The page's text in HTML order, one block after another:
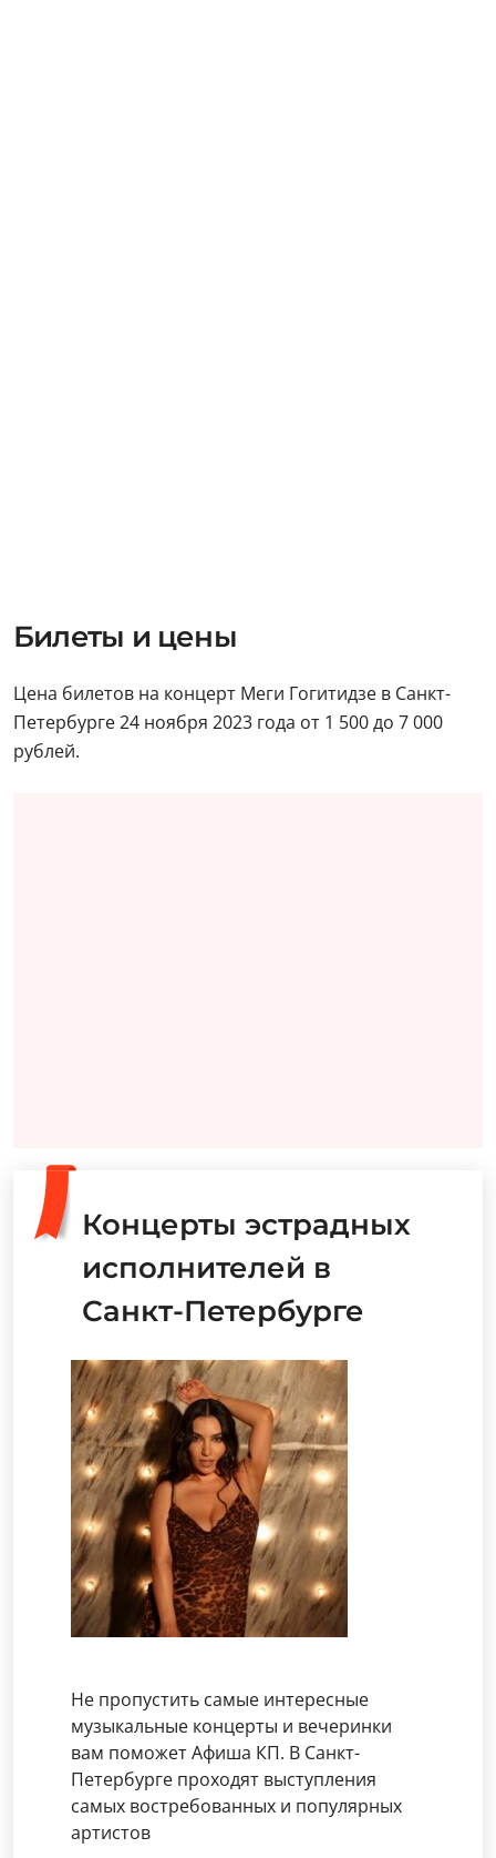
Билеты и цены
Цена билетов на концерт Меги Гогитидзе в Санкт-
Петербурге 24 ноября 2023 года от 1 500 до 7 000
рублей.
Концерты эстрадных
исполнителей в
Санкт-Петербурге
Не пропустить самые интересные
музыкальные концерты и вечеринки
вам поможет Афиша КП. В Санкт-
Петербурге проходят выступления
самых востребованных и популярных
артистов